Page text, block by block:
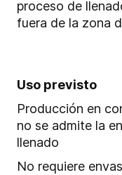
proceso de
fuera de la zona
Uso previsto
Producción en
no se admite la
llenado
No requiere